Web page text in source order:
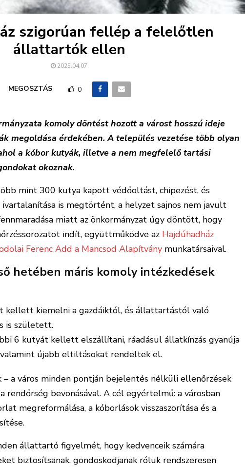
szigorúan fellép a felelőtlen
állattartók ellen
2025.04.07.
MEGOSZTÁS 0
komoly döntést hozott a várost hosszú ideje
megoldása érdekében. A település vezetése több olyan
a kóbor kutyák, illetve a nem megfelelő tartási
okoznak.
mint 300 kutya kapott védőoltást, chipezést, és
is megtörtént, a helyzet sajnos nem javult
miatt az önkormányzat úgy döntött, hogy
indít, együttműködve az Hajdúhadház
Ferenc Add a Mancsod Alapítvány munkatársaival.
hetében máris komoly intézkedések
kellett kiemelni a gazdáiktól, és állattartástól való
is született.
6 kutyát kellett elszállítani, ráadásul állatkínzás gyanúja
újabb eltiltásokat rendeltek el.
a város minden pontján bejelentés nélküli ellenőrzések
rendőrség bevonásával. A cél egyértelmű: a városban
megreformálása, a kóborlások visszaszorítása és a
állattartó figyelmét, hogy kedvenceik számára
biztosítsanak, gondoskodjanak róluk rendszeresen